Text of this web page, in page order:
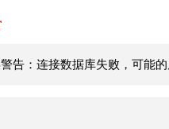
告：连接数据库失败，可能